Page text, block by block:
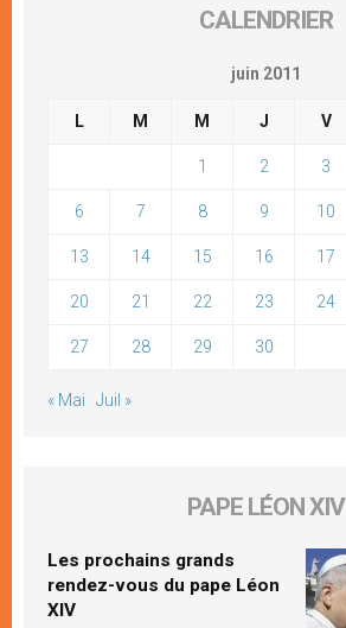
CALENDRIER
juin 2011
L M M J V
1 2 3
6 7 8 9 10
13 14 15 16 17
20 21 22 23 24
27 28 29 30
« Mai Juil »
PAPE LÉON XIV
Les prochains grands
rendez-vous du pape Léon
XIV